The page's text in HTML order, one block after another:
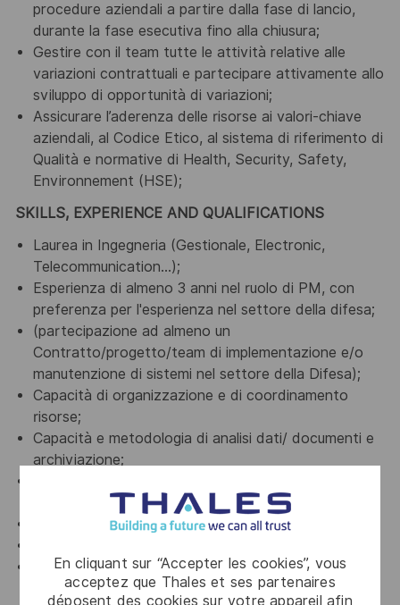
En cliquant sur “Accepter les cookies”, vous
acceptez que Thales et ses partenaires
déposent des cookies sur votre appareil afin
procedure aziendali a partire dalla fase di lancio,
durante la fase esecutiva fino alla chiusura;
Gestire con il team tutte le attività relative alle
variazioni contrattuali e partecipare attivamente allo
sviluppo di opportunità di variazioni;
Assicurare l’aderenza delle risorse ai valori-chiave
aziendali, al Codice Etico, al sistema di riferimento di
Qualità e normative di Health, Security, Safety,
Environnement (HSE);
SKILLS, EXPERIENCE AND QUALIFICATIONS
Laurea in Ingegneria (Gestionale, Electronic,
Telecommunication...);
Esperienza di almeno 3 anni nel ruolo di PM, con
preferenza per l'esperienza nel settore della difesa;
(partecipazione ad almeno un
Contratto/progetto/team di implementazione e/o
manutenzione di sistemi nel settore della Difesa);
Capacità di organizzazione e di coordinamento
risorse;
Capacità e metodologia di analisi dati/ documenti e
archiviazione;
Autonomia, intraprendenza e proattività;
Capacità di lavoro in team e forte motivazione al
lavoro per obiettivi;